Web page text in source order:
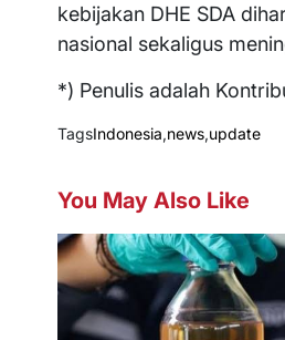
kebijakan DHE SDA
nasional sekaligus
*) Penulis adalah
TagsIndonesia,news,update
You May Also Like